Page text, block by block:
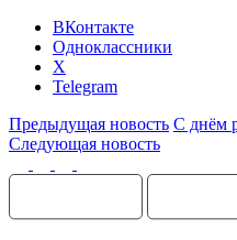
ВКонтакте
Одноклассники
X
Telegram
Предыдущая новость С днём
Следующая новость